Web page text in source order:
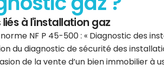
à l'installation gaz
NF P 45-500 : « Diagnostic des
du diagnostic de sécurité des
de la vente d’un bien immobilier à